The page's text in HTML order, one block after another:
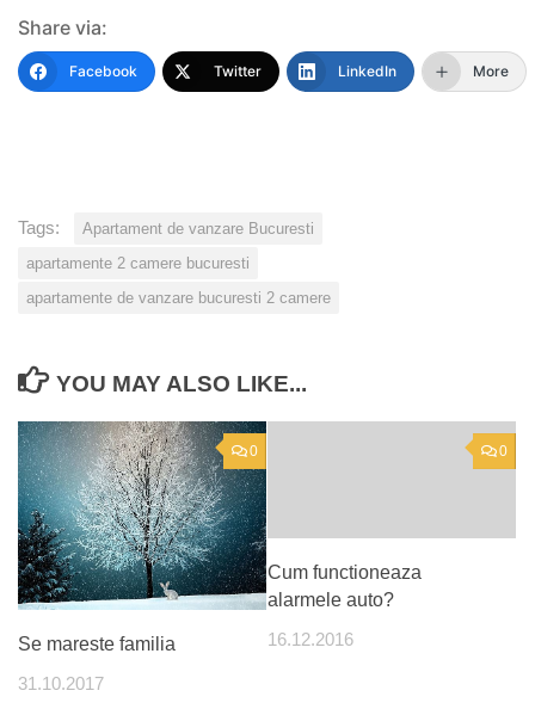
Share via:
Facebook Twitter LinkedIn More
Tags:
Apartament de vanzare Bucuresti
apartamente 2 camere bucuresti
apartamente de vanzare bucuresti 2 camere
YOU MAY ALSO LIKE...
0
Se mareste familia
31.10.2017
0
Cum functioneaza
alarmele auto?
16.12.2016